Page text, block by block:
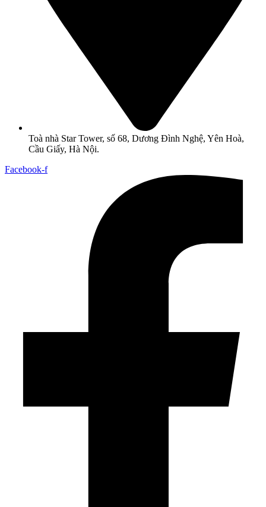
Toà nhà Star Tower, số 68, Dương Đình Nghệ, Yên Hoà,
Cầu Giấy, Hà Nội.
Facebook-f